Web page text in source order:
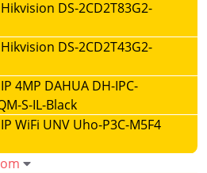
DS-2CD2T83G2-
DS-2CD2T43G2-
4MP DAHUA DH-IPC-
S-IL-Black
WiFi UNV Uho-P3C-M5F4